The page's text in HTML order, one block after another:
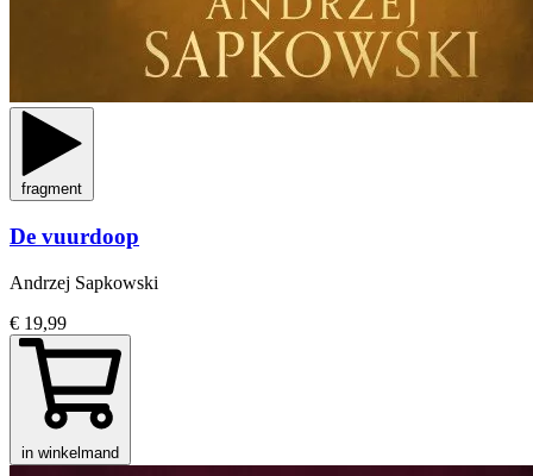
fragment
De vuurdoop
Andrzej Sapkowski
€ 19,99
in winkelmand